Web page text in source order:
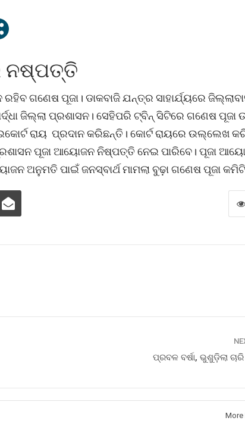
ନଷ୍ପତ୍ତି
ରହିବ ଗଣେଷ ପୂଜା। ଡାକବାଜି ଯନ୍ତ୍ର ସାହାର୍ଯ୍ୟରେ
ଜିଲ୍ଲା ପ୍ରଶାସନ। ସେହିପରି ଟ୍ବିନ୍ ସିଟିରେ ଗଣେଷ ପୂଜା
ରାୟ ପ୍ରଦାନ କରିଛନ୍ତି। କୋର୍ଟ ରାୟରେ ଉଲ୍ଲେଖ
ପ୍ରଶାସନ ପୂଜା ଆୟୋଜନ ନିଷ୍ପତ୍ତି ନେଇ ପାରିବେ। ପୂଜା
ଅନୁମତି ପାଇଁ ଜନସ୍ବାର୍ଥ ମାମଲା ବୁଢ଼ା ଗଣେଷ ପୂଜା
ପ୍ରବଳ ବର୍ଷା, ଭୁଶୁଡ଼ିଲା
More